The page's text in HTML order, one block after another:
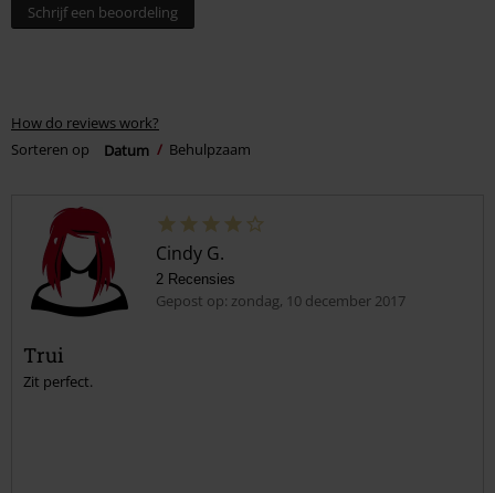
Schrijf een beoordeling
How do reviews work?
Sorteren op
Datum Behulpzaam
Cindy G.
2 Recensies
Gepost op: zondag, 10 december 2017
Trui
Zit perfect.